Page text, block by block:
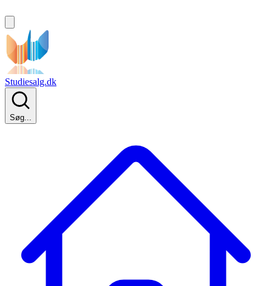
Studiesalg.dk
Søg...